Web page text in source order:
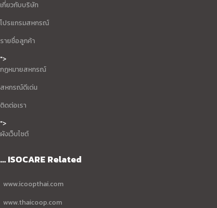
เกี่ยวกับบริษัท
โปรแกรมสหกรณ์
รายชื่อลูกค้า
">
กฏหมายสหกรณ์
สหกรณ์ดีเด่น
ติดต่อเรา
">
ผังเว็บไซต์
... ISOCARE Related
www.icoopthai.com
www.thaicoop.com